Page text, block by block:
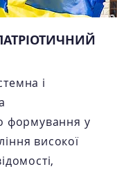
і
формування у
високої